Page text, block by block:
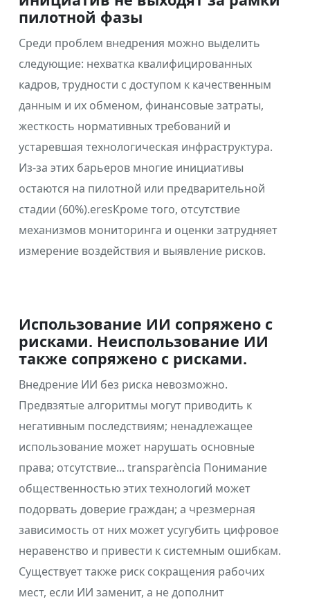
пилотной фазы
Среди проблем внедрения можно выделить
следующие: нехватка квалифицированных
кадров, трудности с доступом к качественным
данным и их обменом, финансовые затраты,
жесткость нормативных требований и
устаревшая технологическая инфраструктура.
Из-за этих барьеров многие инициативы
остаются на пилотной или предварительной
стадии (60%).eresКроме того, отсутствие
механизмов мониторинга и оценки затрудняет
измерение воздействия и выявление рисков.
Использование ИИ сопряжено с
рисками. Неиспользование ИИ
также сопряжено с рисками.
Внедрение ИИ без риска невозможно.
Предвзятые алгоритмы могут приводить к
негативным последствиям; ненадлежащее
использование может нарушать основные
права; отсутствие... transparència Понимание
общественностью этих технологий может
подорвать доверие граждан; а чрезмерная
зависимость от них может усугубить цифровое
неравенство и привести к системным ошибкам.
Существует также риск сокращения рабочих
мест, если ИИ заменит, а не дополнит